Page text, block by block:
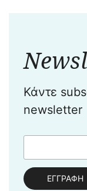
Κάντε
newsletter